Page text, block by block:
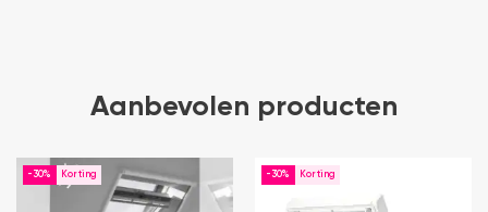
Aanbevolen producten
-30% -30%